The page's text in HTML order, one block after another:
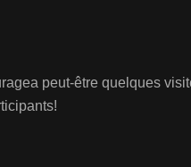
peut-être quelques